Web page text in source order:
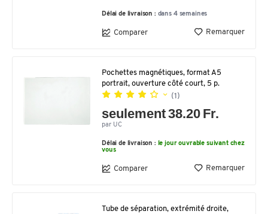
Délai de livraison : dans 4 semaines
Comparer Remarquer
Pochettes magnétiques, format A5
portrait, ouverture côté court, 5 p.
(1)
seulement 38.20 Fr.
par UC
Délai de livraison : le jour ouvrable suivant chez
vous
Comparer Remarquer
Tube de séparation, extrémité droite,